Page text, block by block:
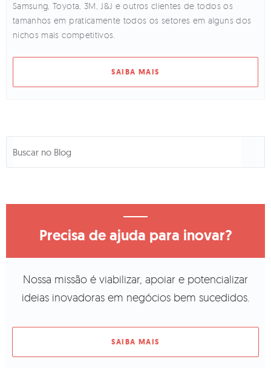
Samsung, Toyota, 3M, J&J e outros clientes de todos os
tamanhos em praticamente todos os setores em alguns dos
nichos mais competitivos.
SAIBA MAIS
Precisa de ajuda para inovar?
Nossa missão é viabilizar, apoiar e potencializar
ideias inovadoras em negócios bem sucedidos.
SAIBA MAIS